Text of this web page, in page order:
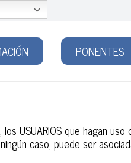
PONENTES
los USUARIOS que hagan
caso, puede ser